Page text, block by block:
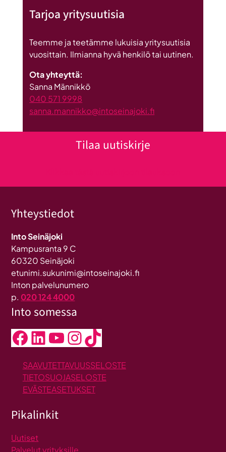
Tarjoa yritysuutisia
Teemme ja teetämme lukuisia yritysuutisia
vuosittain. Ilmianna hyvä henkilö tai uutinen.
Ota yhteyttä:
Sanna Männikkö
040 571 9998
sanna.mannikko@intoseinajoki.fi
Tilaa uutiskirje
Yhteystiedot
Into Seinäjoki
Kampusranta 9 C
60320 Seinäjoki
etunimi.sukunimi@intoseinajoki.fi
Inton palvelunumero
p. 020 124 4000
Into somessa
Facebook LinkedIn YouTube InstagramTikTok
SAAVUTETTAVUUSSELOSTE
TIETOSUOJASELOSTE
EVÄSTEASETUKSET
Pikalinkit
Uutiset